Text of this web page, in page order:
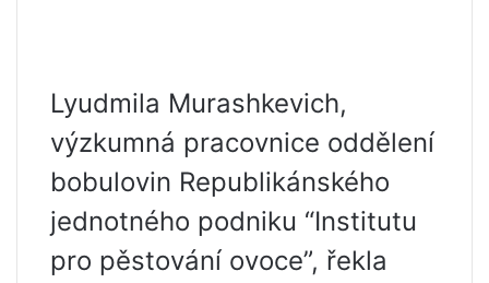
Lyudmila Murashkevich,
výzkumná pracovnice oddělení
bobulovin Republikánského
jednotného podniku “Institutu
pro pěstování ovoce”, řekla